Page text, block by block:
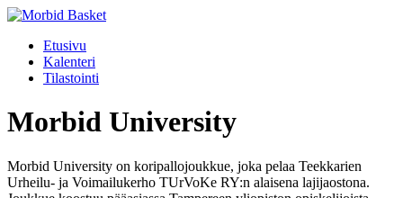
Etusivu
Kalenteri
Tilastointi
Morbid University
Morbid University on koripallojoukkue, joka pelaa Teekkarien
Urheilu- ja Voimailukerho TUrVoKe RY:n alaisena lajijaostona.